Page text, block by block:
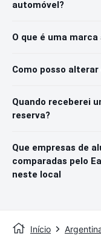
automóvel?
O que é uma
Como posso
Quando receberei
reserva?
Que empresas de
comparadas pelo
neste local
Início